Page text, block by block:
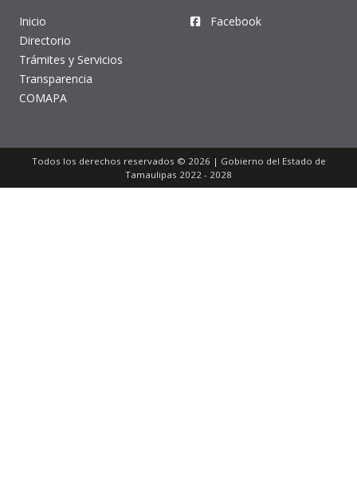
Inicio
Directorio
Trámites y Servicios
Transparencia
COMAPA
Facebook
Todos los derechos reservados © 2026 | Gobierno del Estado de
Tamaulipas 2022 - 2028